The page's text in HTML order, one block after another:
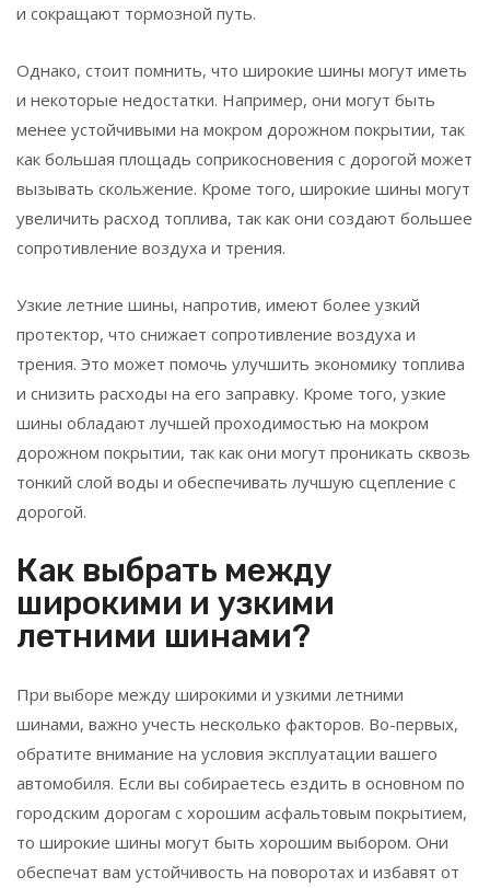
и сокращают тормозной путь.
Однако, стоит помнить, что широкие шины могут иметь
и некоторые недостатки. Например, они могут быть
менее устойчивыми на мокром дорожном покрытии, так
как большая площадь соприкосновения с дорогой может
вызывать скольжение. Кроме того, широкие шины могут
увеличить расход топлива, так как они создают большее
сопротивление воздуха и трения.
Узкие летние шины, напротив, имеют более узкий
протектор, что снижает сопротивление воздуха и
трения. Это может помочь улучшить экономику топлива
и снизить расходы на его заправку. Кроме того, узкие
шины обладают лучшей проходимостью на мокром
дорожном покрытии, так как они могут проникать сквозь
тонкий слой воды и обеспечивать лучшую сцепление с
дорогой.
Как выбрать между
широкими и узкими
летними шинами?
При выборе между широкими и узкими летними
шинами, важно учесть несколько факторов. Во-первых,
обратите внимание на условия эксплуатации вашего
автомобиля. Если вы собираетесь ездить в основном по
городским дорогам с хорошим асфальтовым покрытием,
то широкие шины могут быть хорошим выбором. Они
обеспечат вам устойчивость на поворотах и избавят от